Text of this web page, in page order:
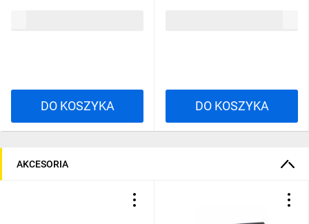
DO KOSZYKA DO KOSZYKA
AKCESORIA